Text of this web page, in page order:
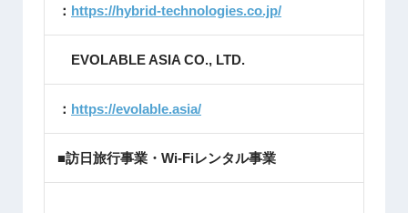
： https://hybrid-technologies.co.jp/
EVOLABLE ASIA CO., LTD.
： https://evolable.asia/
■訪日旅行事業・Wi-Fiレンタル事業